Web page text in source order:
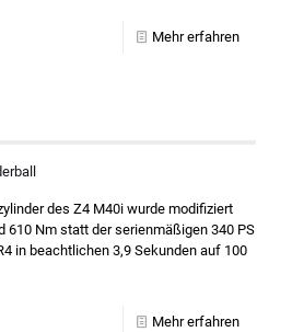
Mehr erfahren
des Z4 M40i wurde modifiziert
610 Nm statt der serienmäßigen 340 PS
in beachtlichen 3,9 Sekunden auf 100
Mehr erfahren